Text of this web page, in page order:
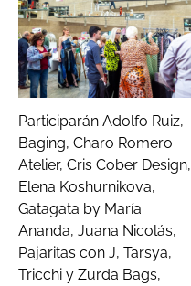
Participarán Adolfo Ruiz,
Baging, Charo Romero
Atelier, Cris Cober Design,
Elena Koshurnikova,
Gatagata by María
Ananda, Juana Nicolás,
Pajaritas con J, Tarsya,
Tricchi y Zurda Bags,